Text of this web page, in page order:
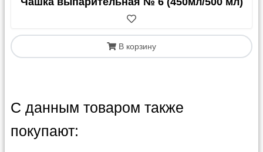
В корзину
С данным товаром также
покупают: